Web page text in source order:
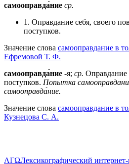
самооправда́ние ср.
1. Оправдание себя, своего
поступков.
Значение слова самооправдание в
Ефремовой Т. Ф.
самооправда́ние -я; ср. Оправдание
поступков. Попытка
самооправда́ние.
Значение слова самооправдание в
Кузнецова С. А.
ΛΓΩЛексикографический